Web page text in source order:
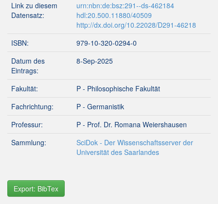
Link zu diesem
Datensatz:
urn:nbn:de:bsz:291--ds-462184
hdl:20.500.11880/40509
http://dx.doi.org/10.22028/D291-46218
ISBN:
979-10-320-0294-0
Datum des
Eintrags:
8-Sep-2025
Fakultät:
P - Philosophische Fakultät
Fachrichtung:
P - Germanistik
Professur:
P - Prof. Dr. Romana Weiershausen
Sammlung:
SciDok - Der Wissenschaftsserver der
Universität des Saarlandes
Export: BibTex